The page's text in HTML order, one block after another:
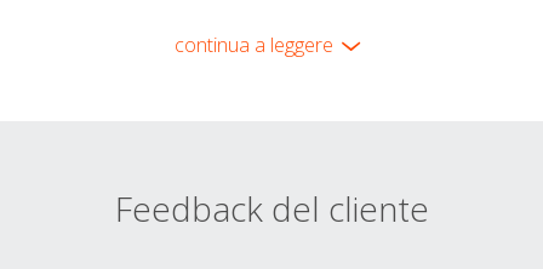
continua a leggere
Feedback del cliente